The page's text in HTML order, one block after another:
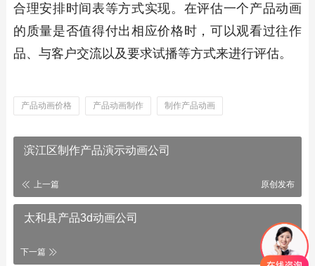
合理安排时间表等方式实现。在评估一个产品动画
的质量是否值得付出相应价格时，可以观看过往作
品、与客户交流以及要求试播等方式来进行评估。
产品动画价格 产品动画制作 制作产品动画
滨江区制作产品演示动画公司
上一篇 原创发布
太和县产品3d动画公司
下一篇